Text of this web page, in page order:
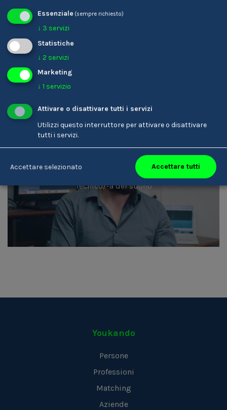
Armin Rottensteiner
Tecnico/-a del suono
Youkando
Persone
Professioni
Matching
Aziende
Essenziale (sempre richiesto)
↓ 3 servizi
Statistiche
↓ 2 servizi
Marketing
↓ 1 servizio
Attivare o disattivare tutti i servizi
Utilizzi questo interruttore per attivare o disattivare
tutti i servizi.
Accettare selezionato Accettare tutti